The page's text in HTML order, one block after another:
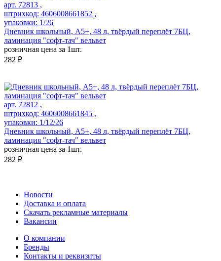
арт. 72813 ,
штрихкод: 4606008661852 ,
упаковки: 1/26
Дневник школьный, А5+, 48 л, твёрдый переплёт 7БЦ,
ламинация "софт-тач" вельвет
розничная цена за 1шт.
282 ₽
арт. 72812 ,
штрихкод: 4606008661845 ,
упаковки: 1/12/26
Дневник школьный, А5+, 48 л, твёрдый переплёт 7БЦ,
ламинация "софт-тач" вельвет
розничная цена за 1шт.
282 ₽
Новости
Доставка и оплата
Скачать рекламные материалы
Вакансии
О компании
Бренды
Контакты и реквизиты